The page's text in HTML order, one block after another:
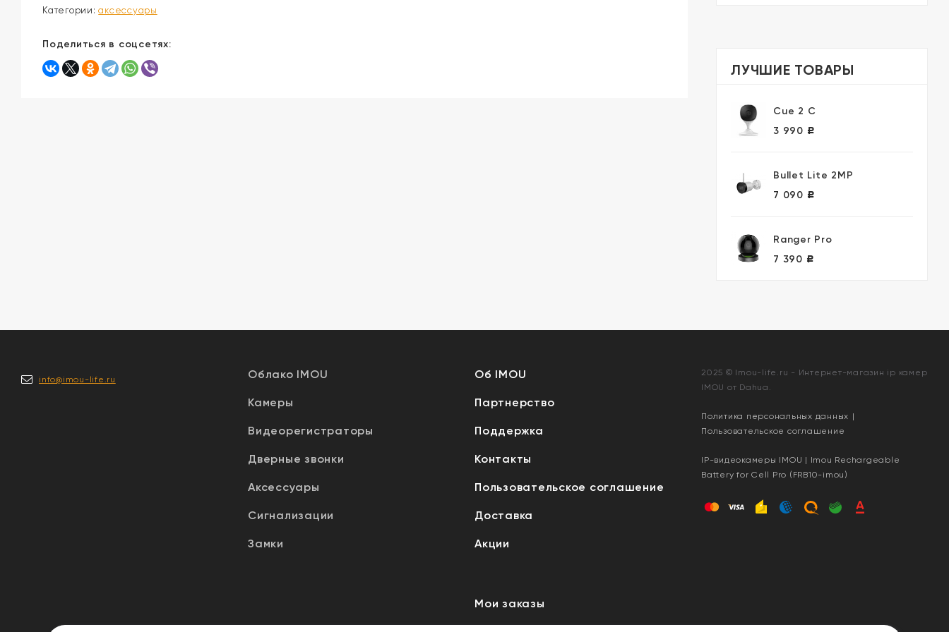
ЛУЧШИЕ ТОВАРЫ
Cue 2 C
3 990
Р
Bullet Lite 2MP
7 090
Р
Ranger Pro
7 390
Р
Категории:аксессуары
Поделиться в соцсетях:
info@imou-life.ru Облако IMOU
Камеры
Видеорегистраторы
Дверные звонки
Аксессуары
Сигнализации
Замки
Об IMOU
Партнерство
Поддержка
Контакты
Пользовательское соглашение
Доставка
Акции
Мои заказы
2025 © Imou-life.ru - Интернет-магазин ip камер
IMOU от Dahua.
Политика персональных данных |
Пользовательское соглашение
IP-видеокамеры IMOU | Imou Rechargeable
Battery for Cell Pro (FRB10-imou)